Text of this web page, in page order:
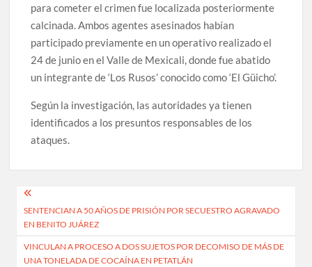
para cometer el crimen fue localizada posteriormente
calcinada. Ambos agentes asesinados habían
participado previamente en un operativo realizado el
24 de junio en el Valle de Mexicali, donde fue abatido
un integrante de ‘Los Rusos’ conocido como ‘El Güicho’.
Según la investigación, las autoridades ya tienen
identificados a los presuntos responsables de los
ataques.
Navegación
de
entradas
SENTENCIAN A 50 AÑOS DE PRISIÓN POR SECUESTRO AGRAVADO
EN BENITO JUÁREZ
VINCULAN A PROCESO A DOS SUJETOS POR DECOMISO DE MÁS DE
UNA TONELADA DE COCAÍNA EN PETATLÁN